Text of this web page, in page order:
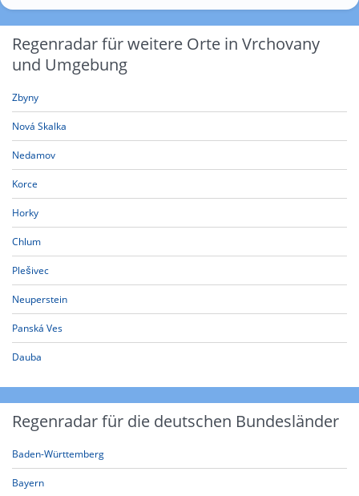
Regenradar für weitere Orte in Vrchovany
und Umgebung
Zbyny
Nová Skalka
Nedamov
Korce
Horky
Chlum
Plešivec
Neuperstein
Panská Ves
Dauba
Regenradar für die deutschen Bundesländer
Baden-Württemberg
Bayern